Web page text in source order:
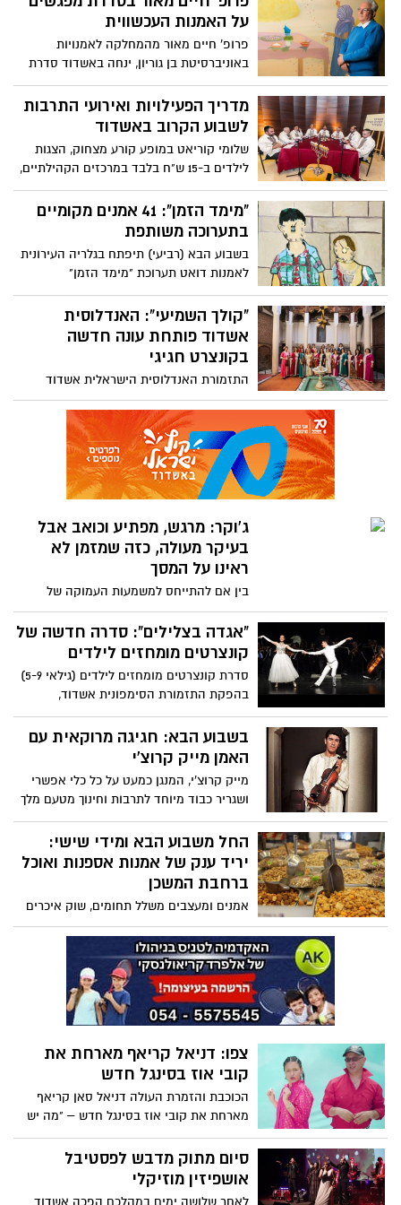
על האמנות העכשווית
פרופ' חיים מאור מהמחלקה לאמנויות
באוניברסיטת בן גוריון, ינחה באשדוד סדרת
מפגשים אודות סוגיות המעסיקות את האמנות
העכשווית בארץ ובעולם, הכוללת ארבע
הרצאות ושני סיורים במוזיאונים בישראל -
מה מחכה לכם?
מדריך הפעילויות ואירועי התרבות
לשבוע הקרוב באשדוד
שלומי קוריאט במופע קורע מצחוק, הצגות
לילדים ב-15 ש"ח בלבד במרכזים הקהילתיים,
ההצגה קזבלן שמגיעה אל המשכן לאמנויות
הבמה, מופעי מוזיקה ועוד - כל מה שמחכה
לכם בשבוע הקרוב באשדוד
"מימד הזמן": 41 אמנים מקומיים
בתערוכה משותפת
בשבוע הבא (רביעי) תיפתח בגלריה העירונית
לאמנות דואט תערוכת "מימד הזמן"
בהשתתפותם של 41 אמניות ואמנים תושבי
אשדוד אשר יציגו את יצירותיהם
"קולך השמיעי": האנדלוסית
אשדוד פותחת עונה חדשה
בקונצרט חגיגי
התזמורת האנדלוסית הישראלית אשדוד
פותחת עונה חדשה בקונצרט חגיגי המוקדש
לשירה האנדלוסית הנשית - בכיכובה של
מקהלת נשים ממרוקו ומישראל בהן הסולניות
שיר יפרח ויהלה לחמיש. מנצחת: סיון
אלבו-בן חור
ג'וקר: מרגש, מפתיע וכואב אבל
בעיקר מעולה, כזה שמזמן לא
ראינו על המסך
בין אם להתייחס למשמעות העמוקה של
הסרט כפי שהוא מציג, או בין להתייחס
לפרשנויות שמציגות נבל על מטורף, מדובר
בסרט טוב. סרט לא קל אבל שמשאיר אותך
תפס אותי לא מוכנה פעמים רבות, אבל בסך
הכל זה מה שאנחנו מחפשים בסרט - שירגש,
"אגדה בצלילים": סדרה חדשה של
קונצרטים מומחזים לילדים
סדרת קונצרטים מומחזים לילדים (גילאי 5-9)
בהפקת התזמורת הסימפונית אשדוד,
המציעה חוויה המשלבת מוזיקה קלאסית עם
שחקנים, רקדנים וזמרים שמכניסים יחד את
הקהל הצעיר לעולם צבעוני ומרתק דרכו הם
מגלים את עולם המוזיקה הקלאסית - מה
בתפריט?
בשבוע הבא: חגיגה מרוקאית עם
האמן מייק קרוצ'י
מייק קרוצ'י, המנגן כמעט על כל כלי אפשרי
ושגריר כבוד מיוחד לתרבות וחינוך מטעם מלך
מרוקו מוחמד השישי, מגיע בשבוע הבא אל
מרכז קהילתי בית לברון, לחגיגה מרוקאית של
מוזיקה שע'בית
החל משבוע הבא ומידי שישי:
יריד ענק של אמנות אספנות ואוכל
ברחבת המשכן
אמנים ומעצבים משלל תחומים, שוק איכרים
מהחקלאי לצרכן, קבלות שבת מוזיקליות
מרחבי העולם, דוכני אוכל ביתי ועוד שלל
הפתעות: החל מחודש נובמבר ומידי יום שישי
ייערך ברחבת המשכן לאומנויות הבמה אשדוד
יריד ה"ארטי-שוק" - יריד ענק של אמנות,
אספנות ואוכל - הכניסה חופשית
צפו: דניאל קריאף מארחת את
קובי אוז בסינגל חדש
הכוכבת והזמרת העולה דניאל סאן קריאף
מארחת את קובי אוז בסינגל חדש – "מה יש
לך?" - השיר השמיני מתוך אלבום הבכורה
שלה. את השיר היא כתבה בזמנו ושלחה
לקובי אוז, אז נוצר החיבור בין השניים ודניאל
הפכה לצלע הנשית בלהקת טיפקס האהובה
סיום מתוק מדבש לפסטיבל
אושפיזין מוזיקלי
לאחר שלושה ימים במהלכם הפכה אשדוד